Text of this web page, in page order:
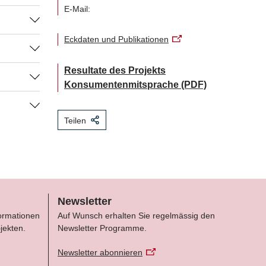
den
im
hat. Es
der
E-Mail:
Eckdaten und Publikationen
Resultate des Projekts
Konsumentenmitsprache (PDF)
Teilen
Newsletter
Auf Wunsch erhalten Sie regelmässig den
Newsletter Programme.
Newsletter abonnieren